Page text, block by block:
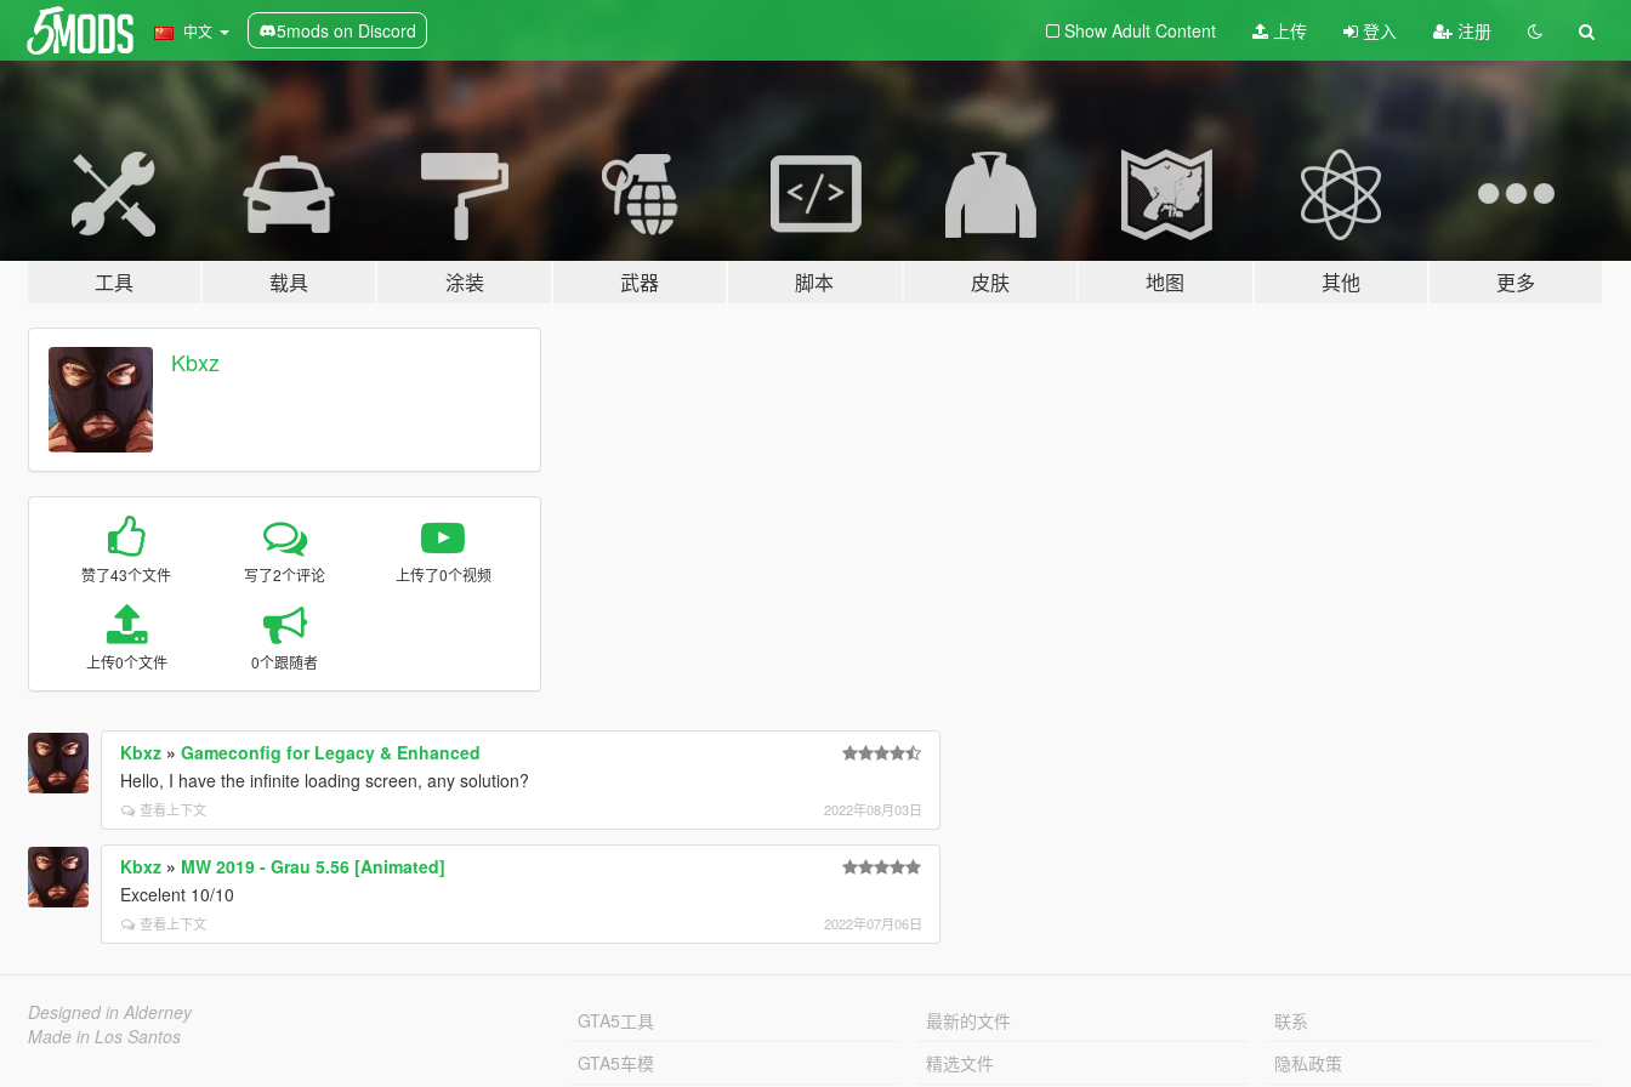
中文 5mods on Discord Show Adult Content 上传 登入 注册
工具 载具 涂装 武器 脚本 皮肤 地图 其他 更多
Kbxz
赞了43个文件 写了2个评论 上传了0个视频
上传0个文件 0个跟随者
Kbxz» Gameconfig for Legacy & Enhanced
Hello, I have the infinite loading screen, any solution?
查看上下文 2022年08月03日
Kbxz» MW 2019 - Grau 5.56 [Animated]
Excelent 10/10
查看上下文 2022年07月06日
Designed in Alderney
Made in Los Santos
GTA5工具
GTA5车模
最新的文件
精选文件
联系
隐私政策